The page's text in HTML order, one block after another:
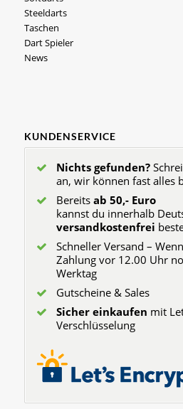
Steeldarts
Taschen
Dart Spieler
News
KUNDENSERVICE
Nichts gefunden?
an, wir können fast alles
Bereits ab 50,- Euro
kannst du innerhalb
versandkostenfrei
Schneller Versand –
Zahlung vor 12.00 Uhr
Werktag
Gutscheine & Sales
Sicher einkaufen mit
Verschlüsselung